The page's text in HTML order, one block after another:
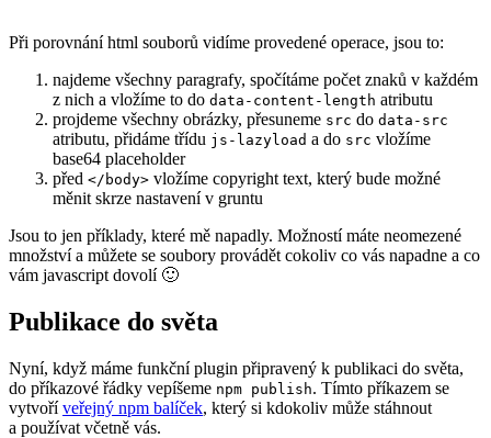
Při porovnání html souborů vidíme provedené operace, jsou to:
najdeme všechny paragrafy, spočítáme počet znaků v každém
z nich a vložíme to do data-content-length atributu
projdeme všechny obrázky, přesuneme src do data-src
atributu, přidáme třídu js-lazyload a do src vložíme
base64 placeholder
před </body> vložíme copyright text, který bude možné
měnit skrze nastavení v gruntu
Jsou to jen příklady, které mě napadly. Možností máte neomezené
množství a můžete se soubory provádět cokoliv co vás napadne a co
vám javascript dovolí 🙂
Publikace do světa
Nyní, když máme funkční plugin připravený k publikaci do světa,
do příkazové řádky vepíšeme npm publish. Tímto příkazem se
vytvoříveřejný npm balíček, který si kdokoliv může stáhnout
a používat včetně vás.